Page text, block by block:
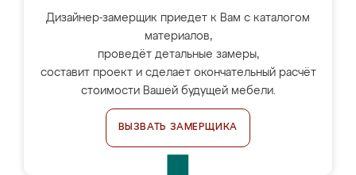
Дизайнер-замерщик приедет к Вам с каталогом
материалов,
проведёт детальные замеры,
составит проект и сделает окончательный расчёт
стоимости Вашей будущей мебели.
ВЫЗВАТЬ ЗАМЕРЩИКА